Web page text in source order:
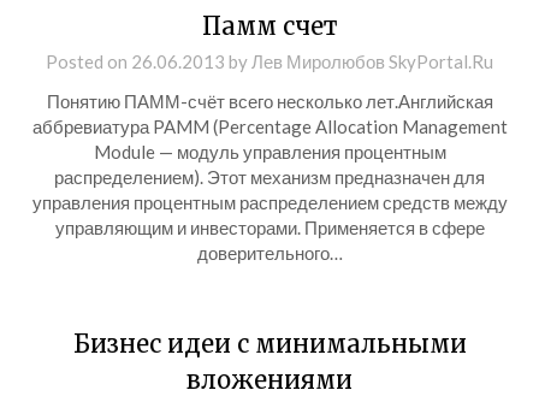
Памм счет
Posted on 26.06.2013 by Лев Миролюбов SkyPortal.Ru
Понятию ПАММ-счёт всего несколько лет.Английская
аббревиатура PAMM (Percentage Allocation Management
Module — модуль управления процентным
распределением). Этот механизм предназначен для
управления процентным распределением средств между
управляющим и инвесторами. Применяется в сфере
доверительного…
Бизнес идеи с минимальными
вложениями